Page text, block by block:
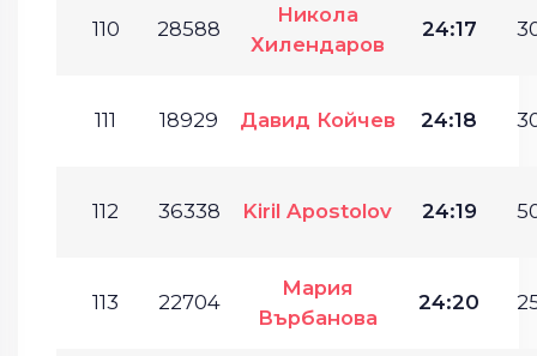
110 28588
Никола
Хилендаров
24:17
111 18929 Давид Койчев 24:18
112 36338 Kiril Apostolov 24:19
113 22704
Мария
Върбанова
24:20